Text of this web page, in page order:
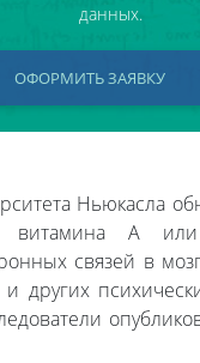
данных.
ОФОРМИТЬ ЗАЯВКУ
Ньюкасла
витамина А
связей в
других